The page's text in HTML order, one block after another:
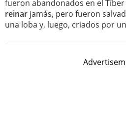
fueron abandonados en el
reinar jamás, pero fueron
una loba y, luego, criados por